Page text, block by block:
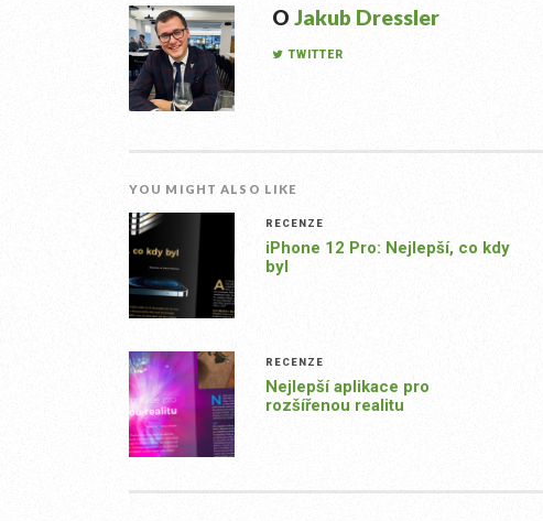
O Jakub Dressler
TWITTER
YOU MIGHT ALSO LIKE
RECENZE
iPhone 12 Pro: Nejlepší, co kdy
byl
RECENZE
Nejlepší aplikace pro
rozšířenou realitu